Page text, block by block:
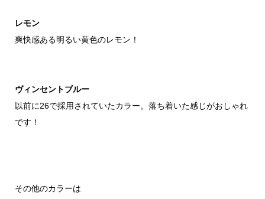
レモン
爽快感ある明るい黄色のレモン！
ヴィンセントブルー
以前に26で採用されていたカラー。落ち着いた感じがおしゃれ
です！
その他のカラーは